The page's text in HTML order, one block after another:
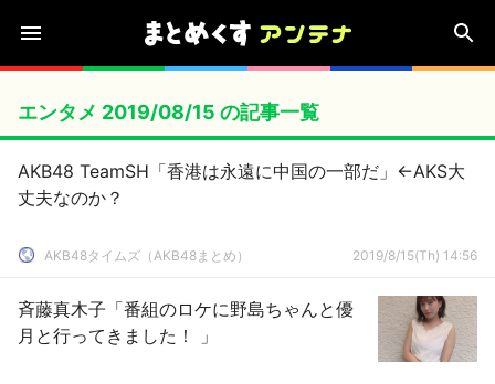
エンタメ 2019/08/15 の記事一覧
AKB48 TeamSH「香港は永遠に中国の一部だ」←AKS大
丈夫なのか？
AKB48タイムズ（AKB48まとめ） 2019/8/15(Th) 14:56
斉藤真木子「番組のロケに野島ちゃんと優
月と行ってきました！ 」